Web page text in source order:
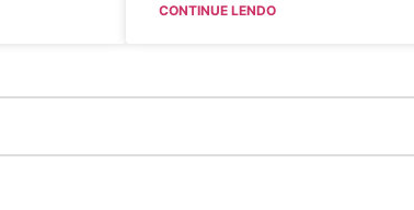
CONTINUE LENDO